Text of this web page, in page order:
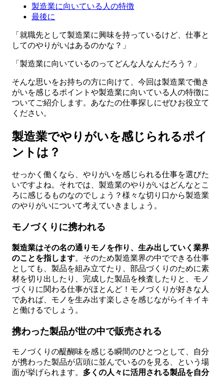
製造業に向いている人の特徴
最後に
「就職先として製造業に興味を持っているけど、仕事と
してのやりがいはあるのかな？」
「製造業に向いているのってどんな人なんだろう？」
そんな思いをお持ちの方に向けて、今回は製造業で働き
がいを感じるポイントや製造業に向いている人の特徴に
ついてご紹介します。あなたの仕事探しにぜひお役立て
ください。
製造業でやりがいを感じられるポイ
ントは？
せっかく働くなら、やりがいを感じられる仕事を選びた
いですよね。それでは、製造業のやりがいはどんなとこ
ろに感じるものなのでしょう？様々な切り口から製造業
のやりがいについて考えていきましょう。
モノづくりに携われる
製造業はその名の通りモノを作り、生み出していく業界
のことを指します。そのため製造業界の中でできる仕事
としても、製品を組み立てたり、部品づくりのために素
材を切り出したり、完成した製品を検査したりと、モノ
づくりに関わる仕事がほとんど！モノづくりが好きな人
であれば、モノを生み出す楽しさを感じながらイキイキ
と働けるでしょう。
携わった製品が世の中で販売される
モノづくりの醍醐味を感じる瞬間のひとつとして、自分
が携わった製品が店頭に並んでいるのを見る、という場
面が挙げられます。 多くの人々に活用される製品を自分